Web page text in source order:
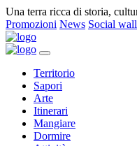
Una terra ricca di storia,
Promozioni News Social wall
Territorio
Sapori
Arte
Itinerari
Mangiare
Dormire